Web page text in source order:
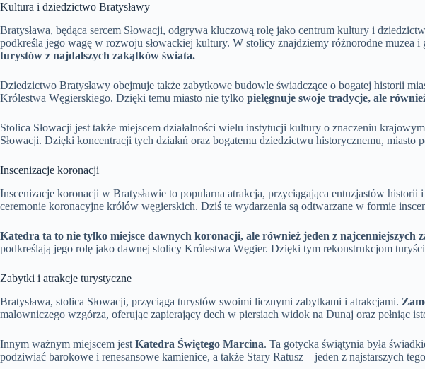
Kultura i dziedzictwo Bratysławy
Bratysława, będąca sercem Słowacji, odgrywa kluczową rolę jako centrum kultury i
podkreśla jego wagę w rozwoju słowackiej kultury. W stolicy znajdziemy różnorodne
turystów z najdalszych zakątków świata.
Dziedzictwo Bratysławy obejmuje także zabytkowe budowle świadczące o bogatej historii
Królestwa Węgierskiego. Dzięki temu miasto nie tylko pielęgnuje swoje tradycje, ale
Stolica Słowacji jest także miejscem działalności wielu instytucji kultury o znaczeniu
Słowacji. Dzięki koncentracji tych działań oraz bogatemu dziedzictwu historycznemu, miasto
Inscenizacje koronacji
Inscenizacje koronacji w Bratysławie to popularna atrakcja, przyciągająca entuzjastów historii
ceremonie koronacyjne królów węgierskich. Dziś te wydarzenia są odtwarzane w formie
Katedra ta to nie tylko miejsce dawnych koronacji, ale również jeden z najcenniejszych
podkreślają jego rolę jako dawnej stolicy Królestwa Węgier. Dzięki tym rekonstrukcjom
Zabytki i atrakcje turystyczne
Bratysława, stolica Słowacji, przyciąga turystów swoimi licznymi zabytkami i atrakcjami.
malowniczego wzgórza, oferując zapierający dech w piersiach widok na Dunaj oraz pełniąc
Innym ważnym miejscem jest Katedra Świętego Marcina. Ta gotycka świątynia była
podziwiać barokowe i renesansowe kamienice, a także Stary Ratusz – jeden z najstarszych